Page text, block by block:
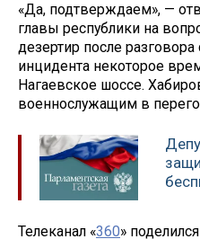
«Да, подтверждаем», —
главы республики на
дезертир после
инцидента некоторое
Нагаевское шоссе.
военнослужащим в
Телеканал «360»